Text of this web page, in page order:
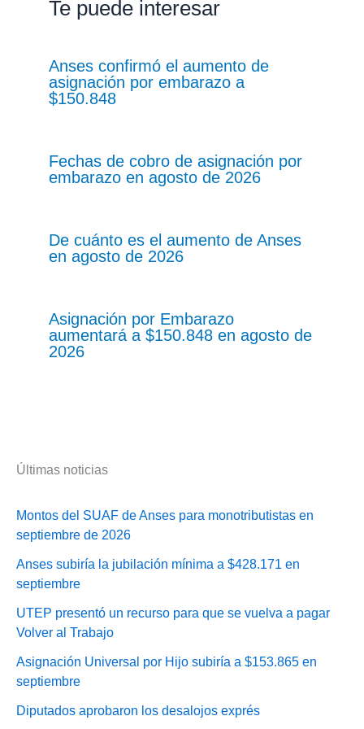
Te puede interesar
Anses confirmó el aumento de
asignación por embarazo a
$150.848
Fechas de cobro de asignación por
embarazo en agosto de 2026
De cuánto es el aumento de Anses
en agosto de 2026
Asignación por Embarazo
aumentará a $150.848 en agosto de
2026
Últimas noticias
Montos del SUAF de Anses para monotributistas en
septiembre de 2026
Anses subiría la jubilación mínima a $428.171 en
septiembre
UTEP presentó un recurso para que se vuelva a pagar
Volver al Trabajo
Asignación Universal por Hijo subiría a $153.865 en
septiembre
Diputados aprobaron los desalojos exprés